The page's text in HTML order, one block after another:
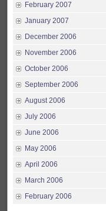
February 2007
January 2007
December 2006
November 2006
October 2006
September 2006
August 2006
July 2006
June 2006
May 2006
April 2006
March 2006
February 2006